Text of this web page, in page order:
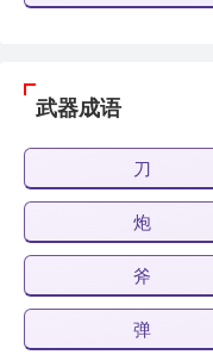
武器成语
刀
炮
斧
弹